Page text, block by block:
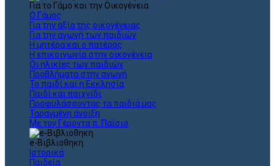
Για το Γάμο και την Οικογένεια
Ο Γάμος
Για την αξία της οικογένειας
Για την αγωγή των παιδιών
Η μητέρα και ο πατέρας
Η επικοινωνία στην οικογένεια
Οι ηλικίες των παιδιών
Προβλήματα στην αγωγή
Το παιδί και η Εκκλησία
Παιδί και παιχνίδι
Προφυλάσσοντας τα παιδιά μας
Ταραγμένη άνοιξη
Με τον Γέροντα π. Παϊσιο
e-Βιβλιοθηκη
Ιστορικά
Παιδεία